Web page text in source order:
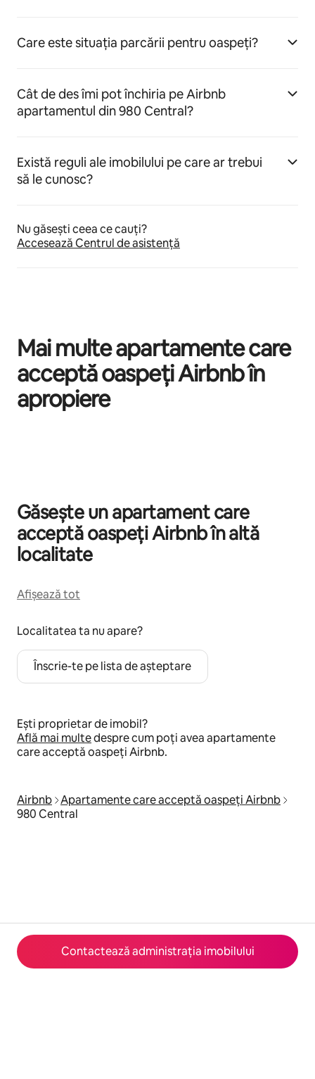
Contactează administrația imobilului
Care este situația parcării pentru oaspeți?
Cât de des îmi pot închiria pe Airbnb
apartamentul din 980 Central?
Există reguli ale imobilului pe care ar trebui
să le cunosc?
Nu găsești ceea ce cauți?
Accesează Centrul de asistență
Mai multe apartamente care
acceptă oaspeți Airbnb în
apropiere
Găsește un apartament care
acceptă oaspeți Airbnb în altă
localitate
Afișează tot
Localitatea ta nu apare?
Înscrie-te pe lista de așteptare
Ești proprietar de imobil?
Află mai multedespre cum poți avea apartamente
care acceptă oaspeți Airbnb.
Airbnb Apartamente care acceptă oaspeți Airbnb
980 Central